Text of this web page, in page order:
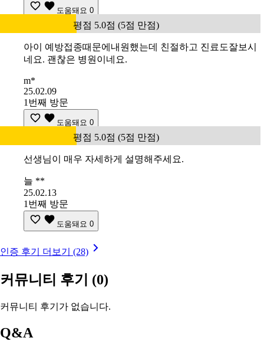
도움돼요 0
평점 5.0점 (5점 만점)
아이 예방접종때문에내원했는데 친절하고 진료도잘보시
네요. 괜찮은 병원이네요.
m*
25.02.09
1번째 방문
도움돼요 0
평점 5.0점 (5점 만점)
선생님이 매우 자세하게 설명해주세요.
늘 **
25.02.13
1번째 방문
도움돼요 0
인증 후기 더보기 (28)
커뮤니티 후기 (0)
커뮤니티 후기가 없습니다.
Q&A